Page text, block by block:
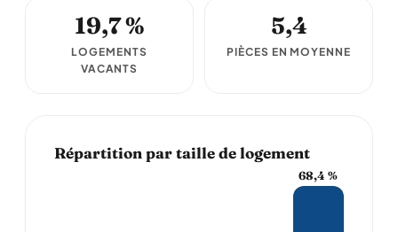
19,7 %
LOGEMENTS
VACANTS
5,4
PIÈCES EN MOYENNE
Répartition par taille de logement
68,4 %